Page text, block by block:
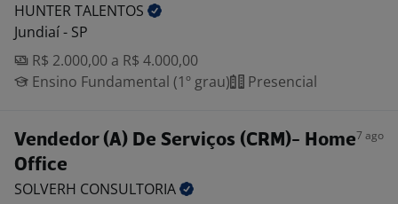
HUNTERTALENTOS
Jundiaí - SP
R$ 2.000,00 a R$ 4.000,00
Ensino Fundamental (1º grau)
Presencial
Vendedor (A) De Serviços (CRM)- Home
Office
7 ago
SOLVERH CONSULTORIA